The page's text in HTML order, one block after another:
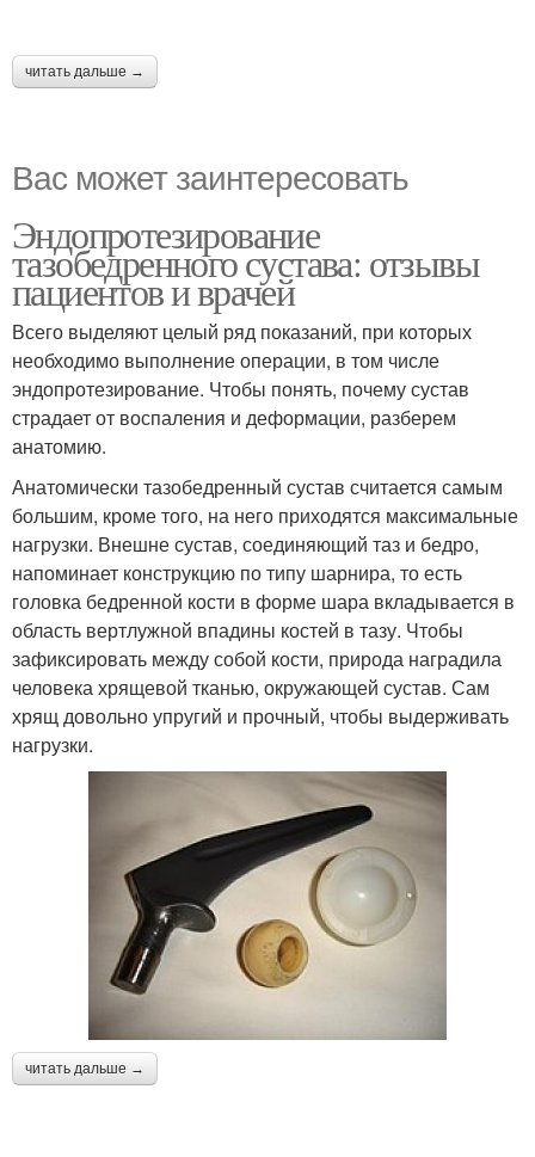
читать дальше →
Вас может заинтересовать
Эндопротезирование
тазобедренного сустава: отзывы
пациентов и врачей
Всего выделяют целый ряд показаний, при которых
необходимо выполнение операции, в том числе
эндопротезирование. Чтобы понять, почему сустав
страдает от воспаления и деформации, разберем
анатомию.
Анатомически тазобедренный сустав считается самым
большим, кроме того, на него приходятся максимальные
нагрузки. Внешне сустав, соединяющий таз и бедро,
напоминает конструкцию по типу шарнира, то есть
головка бедренной кости в форме шара вкладывается в
область вертлужной впадины костей в тазу. Чтобы
зафиксировать между собой кости, природа наградила
человека хрящевой тканью, окружающей сустав. Сам
хрящ довольно упругий и прочный, чтобы выдерживать
нагрузки.
читать дальше →